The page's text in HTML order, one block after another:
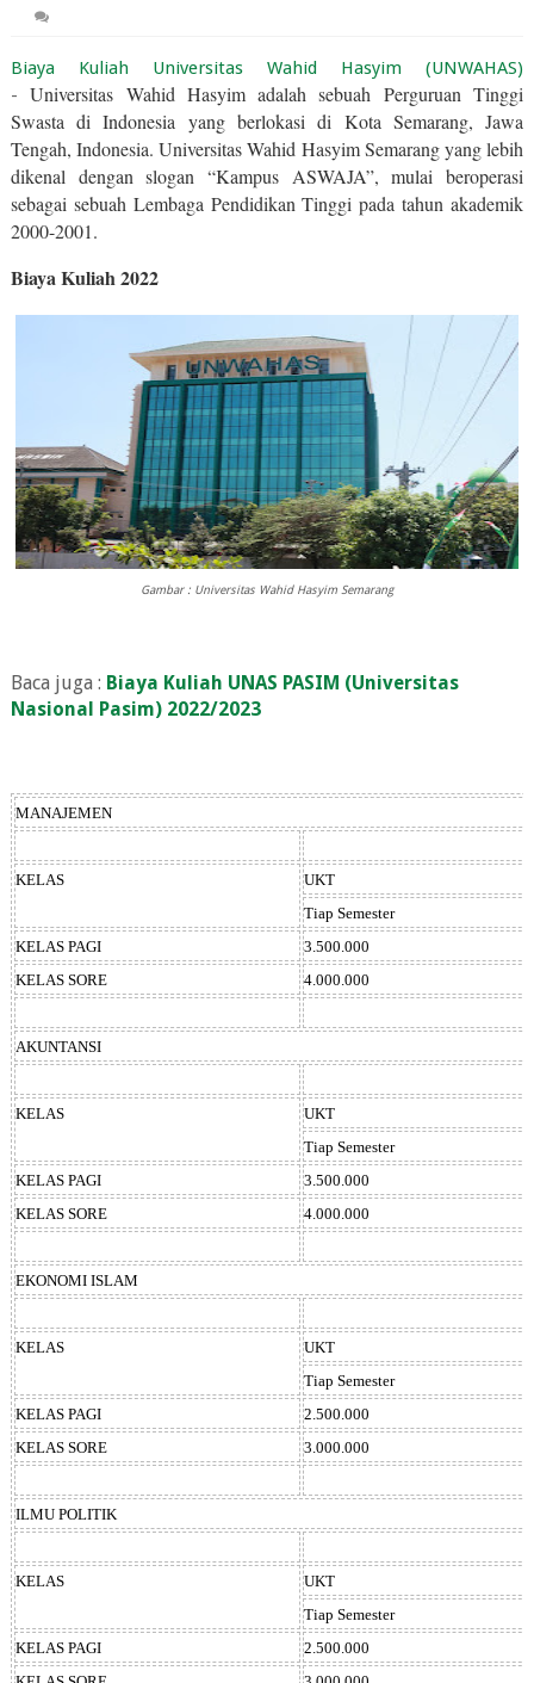
Biaya Kuliah Universitas Wahid Hasyim (UNWAHAS)
-Universitas Wahid Hasyim adalah sebuah Perguruan Tinggi
Swasta di Indonesia yang berlokasi di Kota Semarang, Jawa
Tengah, Indonesia. Universitas Wahid Hasyim Semarang yang lebih
dikenal dengan slogan “Kampus ASWAJA”, mulai beroperasi
sebagai sebuah Lembaga Pendidikan Tinggi pada tahun akademik
2000-2001.
Biaya Kuliah 2022
Gambar : Universitas Wahid Hasyim Semarang
Baca juga : Biaya Kuliah UNAS PASIM (Universitas
Nasional Pasim) 2022/2023
MANAJEMEN
KELAS
UKT
Tiap Semester
KELAS PAGI
3.500.000
KELAS SORE
4.000.000
AKUNTANSI
KELAS
UKT
Tiap Semester
KELAS PAGI
3.500.000
KELAS SORE
4.000.000
EKONOMI ISLAM
KELAS
UKT
Tiap Semester
KELAS PAGI
2.500.000
KELAS SORE
3.000.000
ILMU POLITIK
KELAS
UKT
Tiap Semester
KELAS PAGI
2.500.000